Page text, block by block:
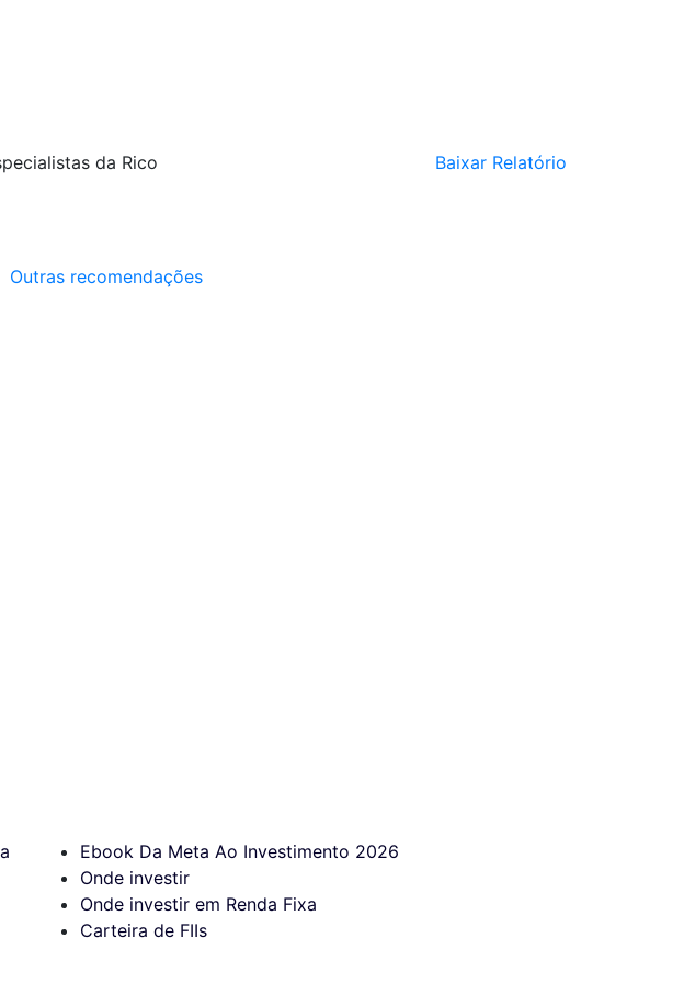
da Rico Baixar Relatório
Outras recomendações
Ebook Da Meta Ao Investimento 2026
Onde investir
Onde investir em Renda Fixa
Carteira de FIIs